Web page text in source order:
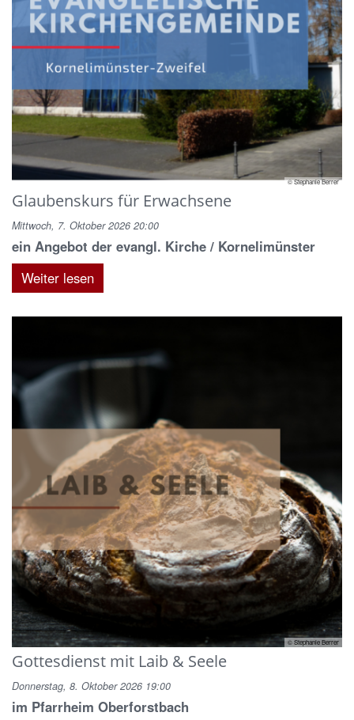
© Stephanie Berrer
Glaubenskurs für Erwachsene
Mittwoch, 7. Oktober 2026 20:00
ein Angebot der evangl. Kirche / Kornelimünster
Weiter lesen
© Stephanie Berrer
Gottesdienst mit Laib & Seele
Donnerstag, 8. Oktober 2026 19:00
im Pfarrheim Oberforstbach